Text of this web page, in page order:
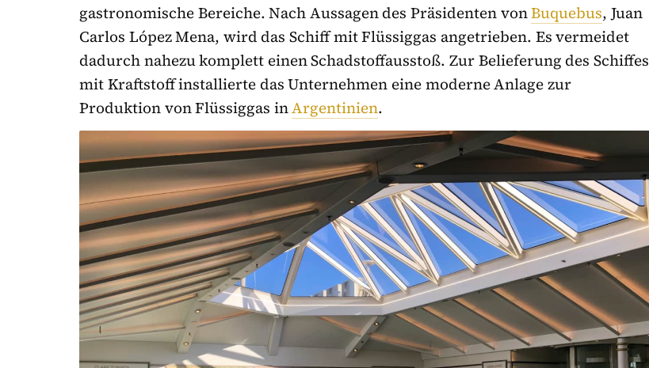
gastronomische Bereiche. Nach Aussagen des Präsidenten vonBuquebus, Juan
Carlos López Mena, wird das Schiff mit Flüssiggas angetrieben. Es vermeidet
dadurch nahezu komplett einen Schadstoffausstoß. Zur Belieferung des Schiffes
mit Kraftstoff installierte das Unternehmen eine moderne Anlage zur
Produktion von Flüssiggas inArgentinien.